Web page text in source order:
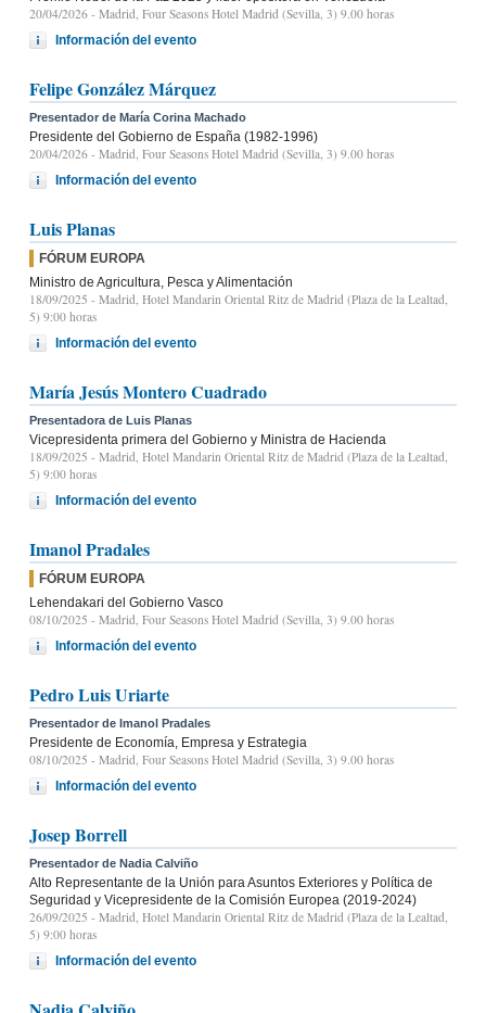
20/04/2026 - Madrid, Four Seasons Hotel Madrid (Sevilla, 3) 9.00 horas
Información del evento
Felipe González Márquez
Presentador de María Corina Machado
Presidente del Gobierno de España (1982-1996)
20/04/2026 - Madrid, Four Seasons Hotel Madrid (Sevilla, 3) 9.00 horas
Información del evento
Luis Planas
FÓRUM EUROPA
Ministro de Agricultura, Pesca y Alimentación
18/09/2025 - Madrid, Hotel Mandarin Oriental Ritz de Madrid (Plaza de la Lealtad,
5) 9:00 horas
Información del evento
María Jesús Montero Cuadrado
Presentadora de Luis Planas
Vicepresidenta primera del Gobierno y Ministra de Hacienda
18/09/2025 - Madrid, Hotel Mandarin Oriental Ritz de Madrid (Plaza de la Lealtad,
5) 9:00 horas
Información del evento
Imanol Pradales
FÓRUM EUROPA
Lehendakari del Gobierno Vasco
08/10/2025 - Madrid, Four Seasons Hotel Madrid (Sevilla, 3) 9.00 horas
Información del evento
Pedro Luis Uriarte
Presentador de Imanol Pradales
Presidente de Economía, Empresa y Estrategia
08/10/2025 - Madrid, Four Seasons Hotel Madrid (Sevilla, 3) 9.00 horas
Información del evento
Josep Borrell
Presentador de Nadia Calviño
Alto Representante de la Unión para Asuntos Exteriores y Política de
Seguridad y Vicepresidente de la Comisión Europea (2019-2024)
26/09/2025 - Madrid, Hotel Mandarin Oriental Ritz de Madrid (Plaza de la Lealtad,
5) 9:00 horas
Información del evento